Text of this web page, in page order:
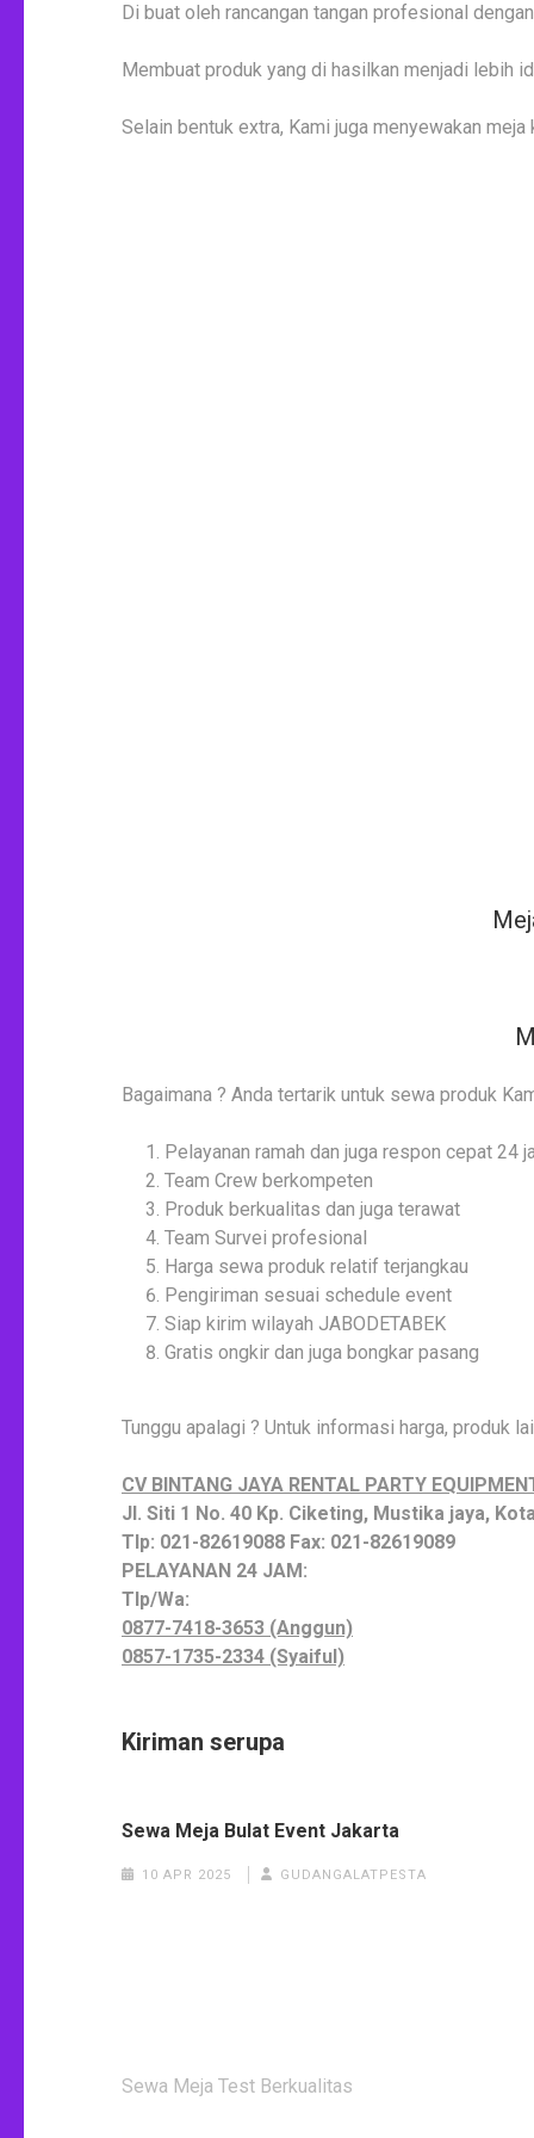
Di buat oleh rancangan tangan profesional
Membuat produk yang di hasilkan menjadi lebih
Selain bentuk extra, Kami juga menyewakan
Bagaimana ? Anda tertarik untuk sewa produk
Pelayanan ramah dan juga respon cepat 24
Team Crew berkompeten
Produk berkualitas dan juga terawat
Team Survei profesional
Harga sewa produk relatif terjangkau
Pengiriman sesuai schedule event
Siap kirim wilayah JABODETABEK
Gratis ongkir dan juga bongkar pasang
Tunggu apalagi ? Untuk informasi harga, produk
CV BINTANG JAYA RENTAL PARTY
Jl. Siti 1 No. 40 Kp. Ciketing, Mustika jaya,
Tlp: 021-82619088 Fax: 021-82619089
PELAYANAN 24 JAM:
Tlp/Wa:
0877-7418-3653 (Anggun)
0857-1735-2334 (Syaiful)
Kiriman serupa
Sewa Meja Bulat Event Jakarta
10 APR 2025 GUDANGALATPESTA
Navigasi
Sewa Meja Test Berkualitas